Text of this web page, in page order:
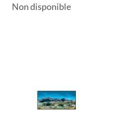
Non disponible